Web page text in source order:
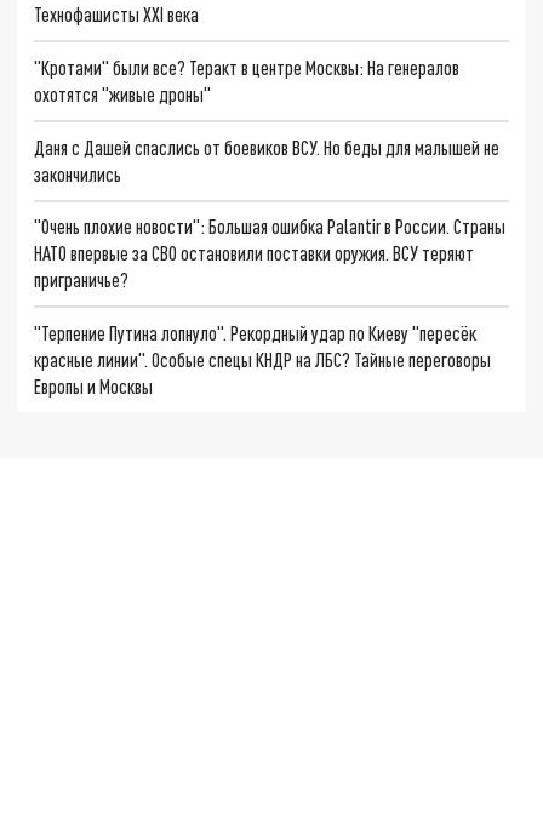
Технофашисты XXI века
"Кротами" были все? Теракт в центре Москвы: На генералов
охотятся "живые дроны"
Даня с Дашей спаслись от боевиков ВСУ. Но беды для малышей не
закончились
"Очень плохие новости": Большая ошибка Palantir в России. Страны
НАТО впервые за СВО остановили поставки оружия. ВСУ теряют
приграничье?
"Терпение Путина лопнуло". Рекордный удар по Киеву "пересёк
красные линии". Особые спецы КНДР на ЛБС? Тайные переговоры
Европы и Москвы